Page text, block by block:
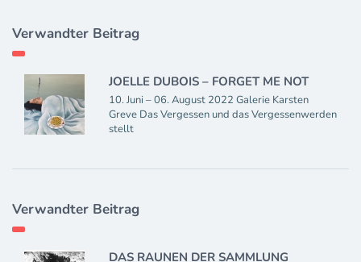
Verwandter Beitrag
JOELLE DUBOIS – FORGET ME NOT
10. Juni – 06. August 2022 Galerie Karsten
Greve Das Vergessen und das Vergessenwerden
stellt
Verwandter Beitrag
DAS RAUNEN DER SAMMLUNG